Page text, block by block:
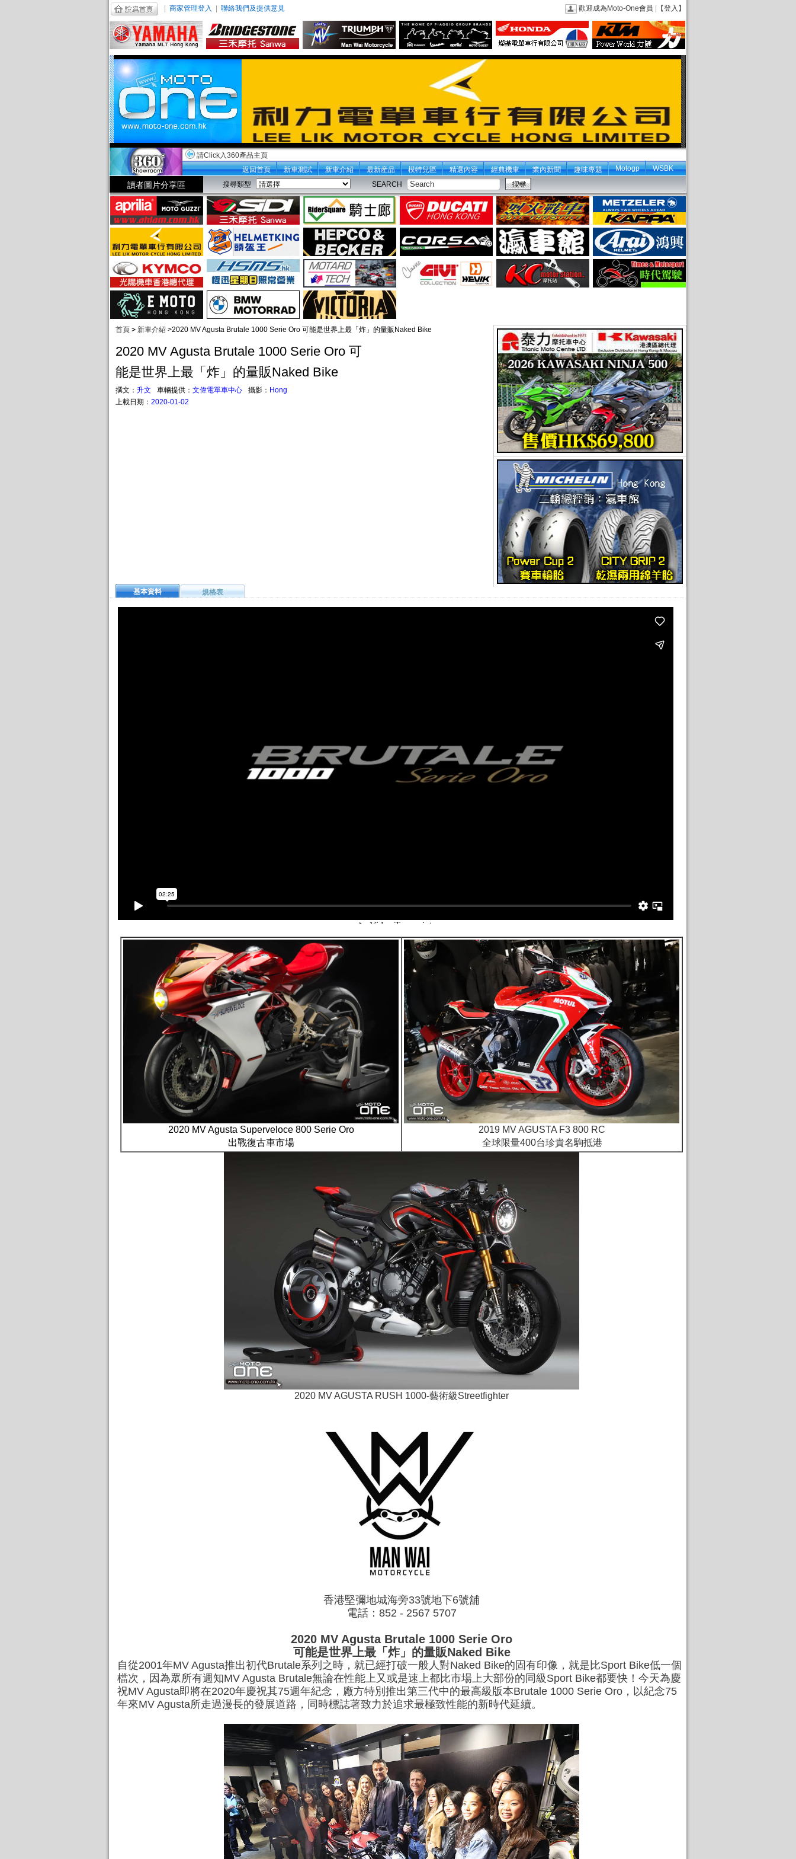
商家管理登入 聯絡我們及提供意見 歡迎成為Moto-One會員 【登入】
請Click入360產品主頁
返回首頁
新車測試 新車介紹 最新産品 模特兒區 精選內容 經典機車 業內新聞 趣味專題 Motogp WSBK
讀者圖片分享區 搜尋類型 SEARCH
首頁 > 新車介紹 >2020 MV Agusta Brutale 1000 Serie Oro 可能是世界上最「炸」的量販Naked Bike
2020 MV Agusta Brutale 1000 Serie Oro 可
能是世界上最「炸」的量販Naked Bike
撰文： 升文 車輛提供： 文偉電單車中心 攝影： Hong
上載日期： 2020-01-02
基本資料 規格表
2020 MV Agusta Superveloce 800 Serie Oro
出戰復古車市場
2019 MV AGUSTA F3 800 RC
全球限量400台珍貴名駒抵港
2020 MV AGUSTA RUSH 1000-藝術級Streetfighter
香港堅彌地城海旁33號地下6號舖
電話：852 - 2567 5707
2020 MV Agusta Brutale 1000 Serie Oro
可能是世界上最「炸」的量販Naked Bike
自從2001年MV Agusta推出初代Brutale系列之時，就已經打破一般人對Naked Bike的固有印像，就是比Sport Bike低一個
檔次，因為眾所有週知MV Agusta Brutale無論在性能上又或是速上都比市場上大部份的同級Sport Bike都要快！今天為慶
祝MV Agusta即將在2020年慶祝其75週年紀念，廠方特別推出第三代中的最高級版本Brutale 1000 Serie Oro，以紀念75
年來MV Agusta所走過漫長的發展道路，同時標誌著致力於追求最極致性能的新時代延續。